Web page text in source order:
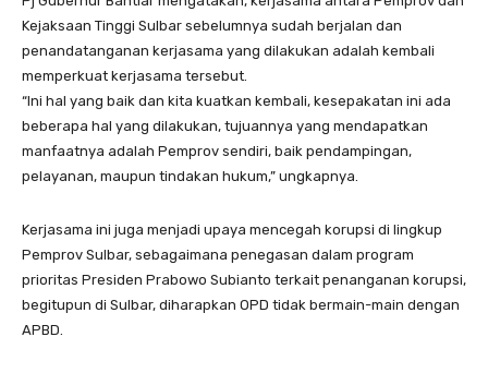
Kejaksaan Tinggi Sulbar sebelumnya sudah berjalan dan
penandatanganan kerjasama yang dilakukan adalah kembali
memperkuat kerjasama tersebut.
“Ini hal yang baik dan kita kuatkan kembali, kesepakatan ini ada
beberapa hal yang dilakukan, tujuannya yang mendapatkan
manfaatnya adalah Pemprov sendiri, baik pendampingan,
pelayanan, maupun tindakan hukum,” ungkapnya.
Kerjasama ini juga menjadi upaya mencegah korupsi di lingkup
Pemprov Sulbar, sebagaimana penegasan dalam program
prioritas Presiden Prabowo Subianto terkait penanganan korupsi,
begitupun di Sulbar, diharapkan OPD tidak bermain-main dengan
APBD.